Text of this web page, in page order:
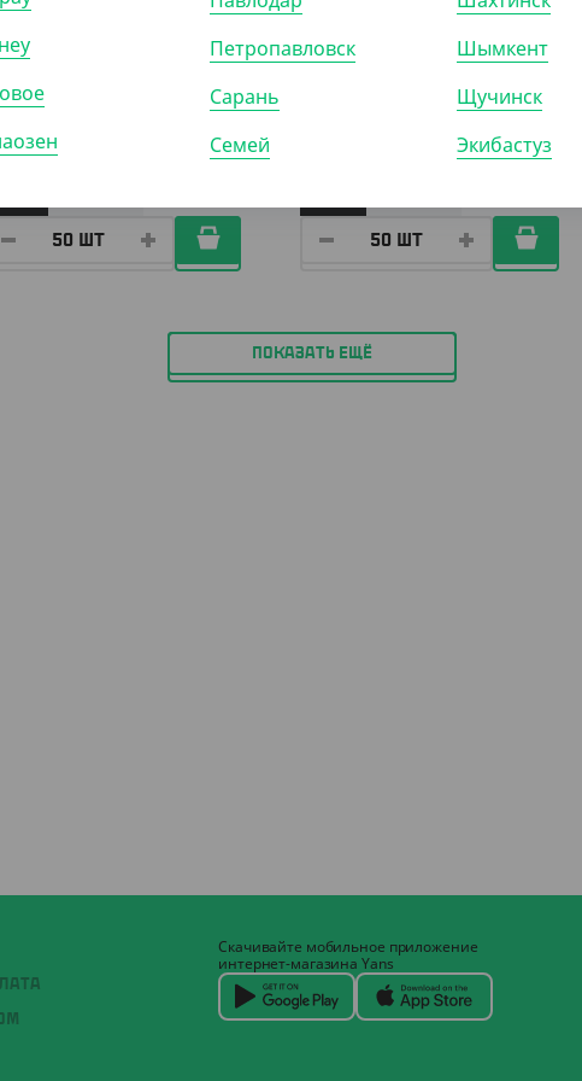
бумажный 350 мл,
однослойный, d 90 мм
640
Стакан бумажный, 185 мл,
черный, однослойный
ПОКАЗАТЬ ЕЩЁ
Скачивайте мобильное приложение
интернет-магазина Yans
Петропавловск
Сарань
Семей
Шымкент
Щучинск
Экибастуз